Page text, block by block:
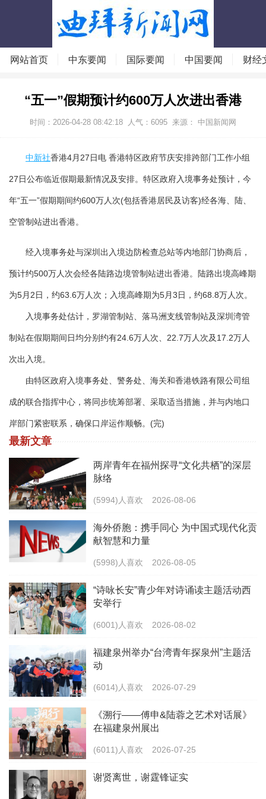
网站首页 中东要闻 国际要闻 中国要闻 财经
“五一”假期预计约600万人次进出香港
时间：2026-04-28 08:42:18 人气： 6095 来源： 中国新闻网
中新社香港4月27日电 香港特区政府节庆安排跨部门工作小组
27日公布临近假期最新情况及安排。特区政府入境事务处预计，今
年“五一”假期期间约600万人次(包括香港居民及访客)经各海、陆、
空管制站进出香港。
经入境事务处与深圳出入境边防检查总站等内地部门协商后，
预计约500万人次会经各陆路边境管制站进出香港。陆路出境高峰期
为5月2日，约63.6万人次；入境高峰期为5月3日，约68.8万人次。
入境事务处估计，罗湖管制站、落马洲支线管制站及深圳湾管
制站在假期期间日均分别约有24.6万人次、22.7万人次及17.2万人
次出入境。
由特区政府入境事务处、警务处、海关和香港铁路有限公司组
成的联合指挥中心，将同步统筹部署、采取适当措施，并与内地口
岸部门紧密联系，确保口岸运作顺畅。(完)
最新文章
两岸青年在福州探寻“文化共栖”的深层
脉络
(5994)人喜欢 2026-08-06
海外侨胞：携手同心 为中国式现代化贡
献智慧和力量
(5998)人喜欢 2026-08-05
“诗咏长安”青少年对诗诵读主题活动西
安举行
(6001)人喜欢 2026-08-02
福建泉州举办“台湾青年探泉州”主题活
动
(6014)人喜欢 2026-07-29
《溯行——傅申&陆蓉之艺术对话展》
在福建泉州展出
(6011)人喜欢 2026-07-25
谢贤离世，谢霆锋证实